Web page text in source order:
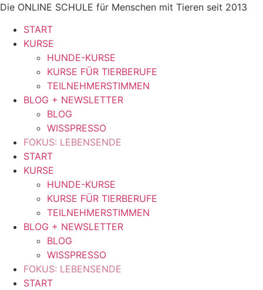
Zum
springen
Die ONLINE SCHULE für Menschen mit Tieren seit 2013
START
KURSE
HUNDE-KURSE
KURSE FÜR TIERBERUFE
TEILNEHMERSTIMMEN
BLOG + NEWSLETTER
BLOG
WISSPRESSO
FOKUS: LEBENSENDE
START
KURSE
HUNDE-KURSE
KURSE FÜR TIERBERUFE
TEILNEHMERSTIMMEN
BLOG + NEWSLETTER
BLOG
WISSPRESSO
FOKUS: LEBENSENDE
START